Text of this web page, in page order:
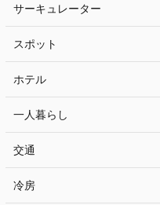
サーキュレーター
スポット
ホテル
一人暮らし
交通
冷房